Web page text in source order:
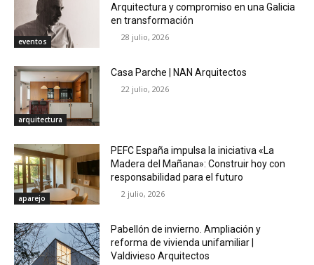
eventos
Arquitectura y compromiso en una Galicia
en transformación
28 julio, 2026
arquitectura
Casa Parche | NAN Arquitectos
22 julio, 2026
aparejo
PEFC España impulsa la iniciativa «La
Madera del Mañana»: Construir hoy con
responsabilidad para el futuro
2 julio, 2026
Pabellón de invierno. Ampliación y
reforma de vivienda unifamiliar |
Valdivieso Arquitectos